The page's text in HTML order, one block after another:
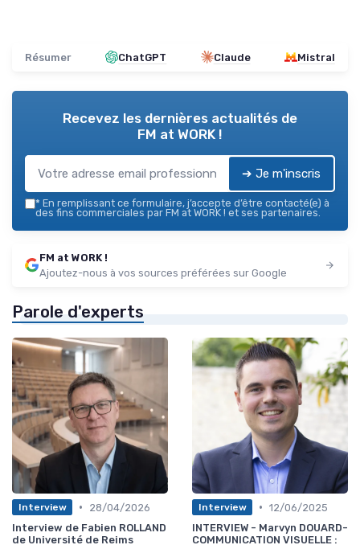
Résumer ChatGPT Claude Mistral
Recevez les dernières actualités de
FM at WORK !
➔ Je m'inscris
* En remplissant ce formulaire, j’accepte d’être contacté(e) à
des fins commerciales par FM at WORK ! et ses partenaires.
FM at WORK !
Ajoutez-nous à vos sources préférées sur Google
Parole d'experts
Interview •
28/04/2026
Interview de Fabien ROLLAND
de Université de Reims
Interview • 12/06/2025
INTERVIEW - Marvyn DOUARD-
COMMUNICATION VISUELLE :